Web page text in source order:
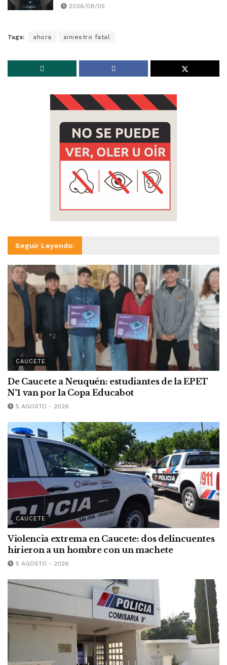
2026/08/05
Tags: ahora siniestro fatal
Seguir Leyendo:
CAUCETE
De Caucete a Neuquén: estudiantes de la EPET
N°1 van por la Copa Educabot
5 AGOSTO - 2026
CAUCETE
Violencia extrema en Caucete: dos delincuentes
hirieron a un hombre con un machete
5 AGOSTO - 2026